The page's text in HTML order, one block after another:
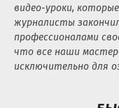
видео-уроки,
журналисты
профессионалами
что все наши
исключительно для